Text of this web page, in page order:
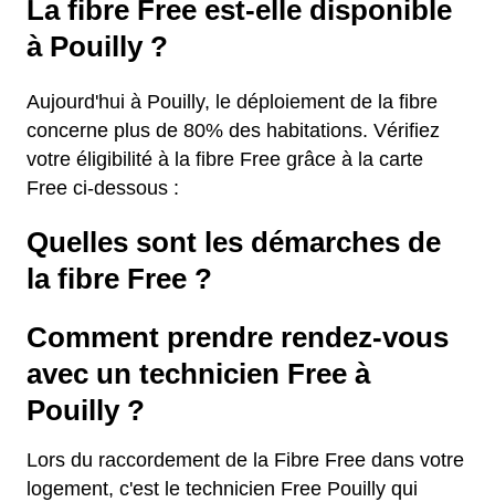
La fibre Free est-elle disponible
à Pouilly ?
Aujourd'hui à Pouilly, le déploiement de la fibre
concerne plus de 80% des habitations. Vérifiez
votre éligibilité à la fibre Free grâce à la carte
Free ci-dessous :
Quelles sont les démarches de
la fibre Free ?
Comment prendre rendez-vous
avec un technicien Free à
Pouilly ?
Lors du raccordement de la Fibre Free dans votre
logement, c'est le technicien Free Pouilly qui